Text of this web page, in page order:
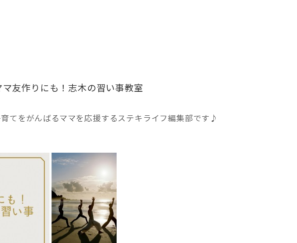
友作りにも！志木の習い事教室
てをがんばるママを応援するステキライフ編集部です♪